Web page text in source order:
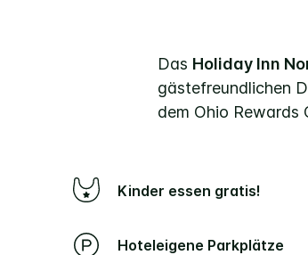
Das Holiday Inn
gästefreundlichen
dem Ohio Rewards
Kinder essen gratis!
Hoteleigene Parkplätze